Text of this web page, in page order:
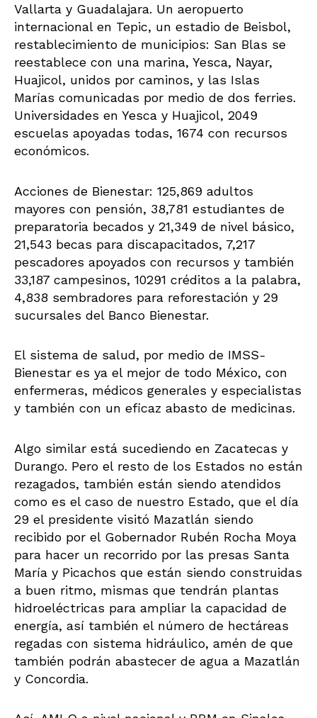
Vallarta y Guadalajara. Un aeropuerto
internacional en Tepic, un estadio de Beisbol,
restablecimiento de municipios: San Blas se
reestablece con una marina, Yesca, Nayar,
Huajicol, unidos por caminos, y las Islas
Marías comunicadas por medio de dos ferries.
Universidades en Yesca y Huajicol, 2049
escuelas apoyadas todas, 1674 con recursos
económicos.
Acciones de Bienestar: 125,869 adultos
mayores con pensión, 38,781 estudiantes de
preparatoria becados y 21,349 de nivel básico,
21,543 becas para discapacitados, 7,217
pescadores apoyados con recursos y también
33,187 campesinos, 10291 créditos a la palabra,
4,838 sembradores para reforestación y 29
sucursales del Banco Bienestar.
El sistema de salud, por medio de IMSS-
Bienestar es ya el mejor de todo México, con
enfermeras, médicos generales y especialistas
y también con un eficaz abasto de medicinas.
Algo similar está sucediendo en Zacatecas y
Durango. Pero el resto de los Estados no están
rezagados, también están siendo atendidos
como es el caso de nuestro Estado, que el día
29 el presidente visitó Mazatlán siendo
recibido por el Gobernador Rubén Rocha Moya
para hacer un recorrido por las presas Santa
María y Picachos que están siendo construidas
a buen ritmo, mismas que tendrán plantas
hidroeléctricas para ampliar la capacidad de
energía, así también el número de hectáreas
regadas con sistema hidráulico, amén de que
también podrán abastecer de agua a Mazatlán
y Concordia.